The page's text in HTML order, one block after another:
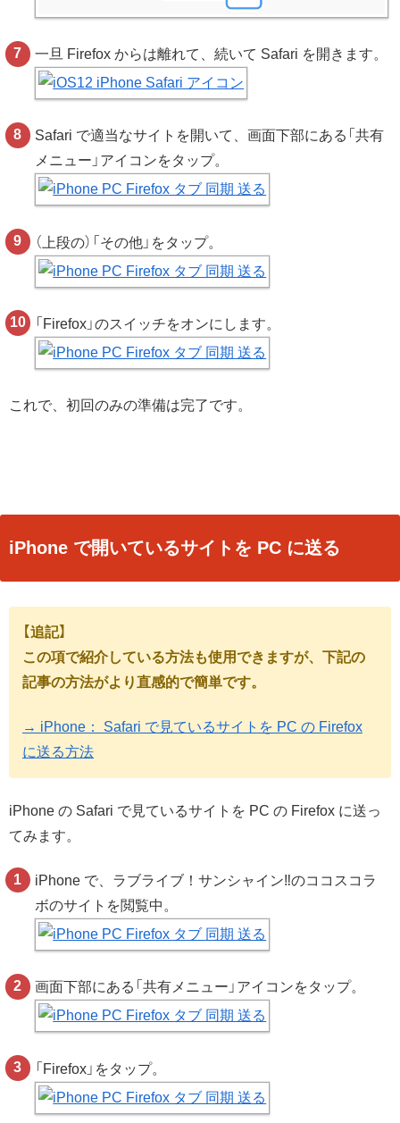
一旦 Firefox からは離れて、続いて Safari を開きます。
Safari で適当なサイトを開いて、画面下部にある「共有
メニュー」アイコンをタップ。
（上段の）「その他」をタップ。
「Firefox」のスイッチをオンにします。
これで、初回のみの準備は完了です。
iPhone で開いているサイトを PC に送る
【追記】
この項で紹介している方法も使用できますが、下記の
記事の方法がより直感的で簡単です。
→ iPhone： Safari で見ているサイトを PC の Firefox
に送る方法
iPhone の Safari で見ているサイトを PC の Firefox に送っ
てみます。
iPhone で、ラブライブ！サンシャイン‼︎のココスコラ
ボのサイトを閲覧中。
画面下部にある「共有メニュー」アイコンをタップ。
「Firefox」をタップ。